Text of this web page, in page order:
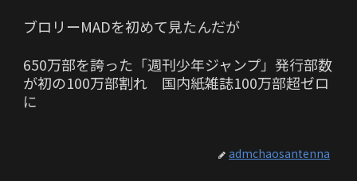
ブロリーMADを初めて見たんだが
650万部を誇った「週刊少年ジャンプ」発行部数
が初の100万部割れ 国内紙雑誌100万部超ゼロ
に
admchaosantenna